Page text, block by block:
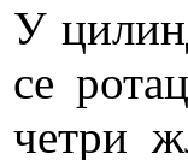
У
се
четри